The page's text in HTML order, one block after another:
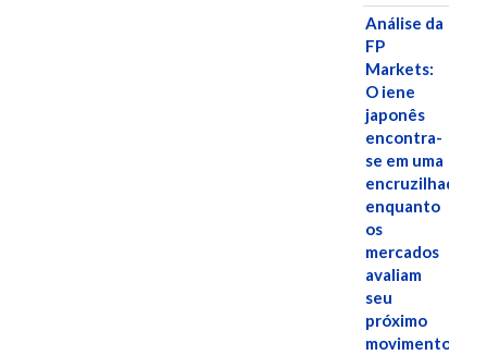
Análise da
FP
Markets:
O iene
japonês
encontra-
se em uma
encruzilhada
enquanto
os
mercados
avaliam
seu
próximo
movimento.